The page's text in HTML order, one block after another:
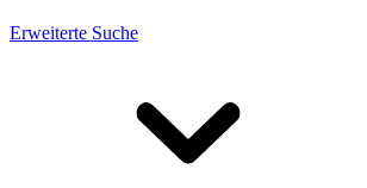
Erweiterte Suche